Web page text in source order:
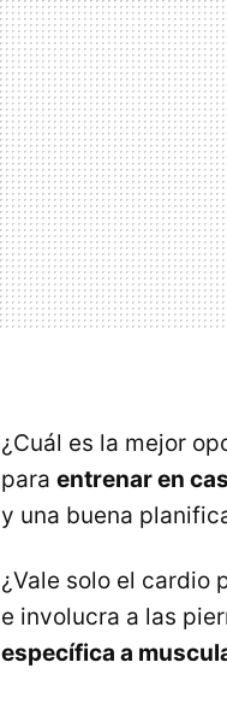
¿Cuál es la mejor
para entrenar en
y una buena
¿Vale solo el cardio
e involucra a las
específica a